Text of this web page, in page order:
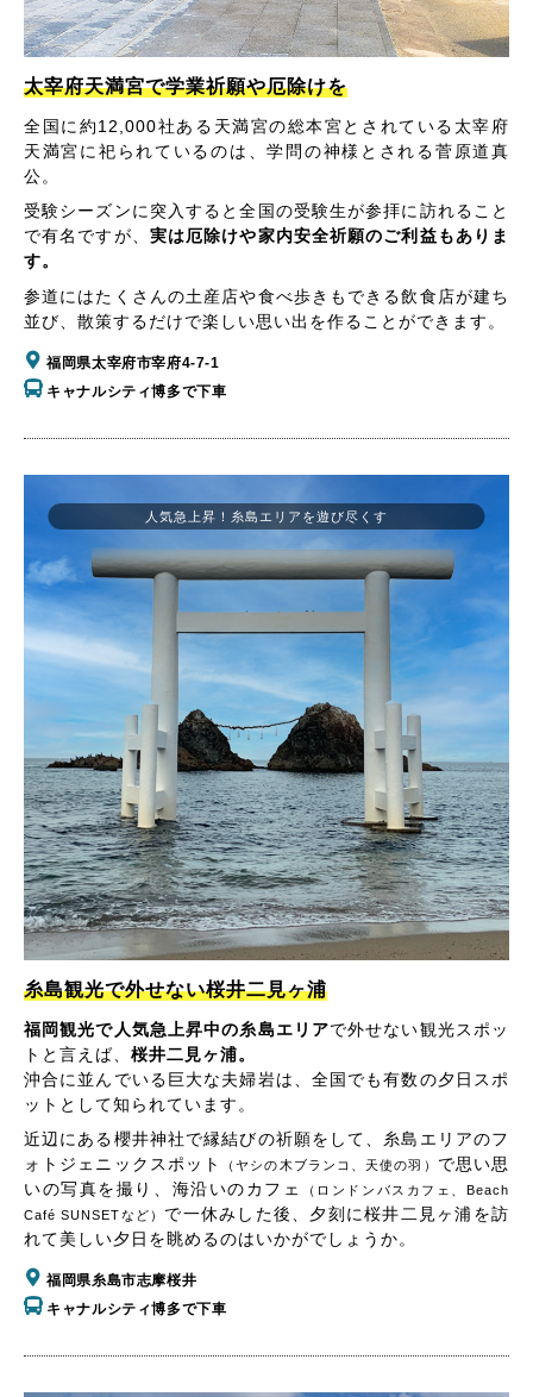
太宰府天満宮で学業祈願や厄除けを
全国に約12,000社ある天満宮の総本宮とされている太宰府
天満宮に祀られているのは、学問の神様とされる菅原道真
公。
受験シーズンに突入すると全国の受験生が参拝に訪れること
で有名ですが、 実は厄除けや家内安全祈願のご利益もありま
す。
参道にはたくさんの土産店や食べ歩きもできる飲食店が建ち
並び、散策するだけで楽しい思い出を作ることができます。
福岡県太宰府市宰府4-7-1
キャナルシティ博多で下車
人気急上昇！糸島エリアを遊び尽くす
糸島観光で外せない桜井二見ヶ浦
福岡観光で人気急上昇中の糸島エリアで外せない観光スポッ
トと言えば、 桜井二見ヶ浦。
沖合に並んでいる巨大な夫婦岩は、全国でも有数の夕日スポ
ットとして知られています。
近辺にある櫻井神社で縁結びの祈願をして、糸島エリアのフ
ォトジェニックスポット
（ヤシの木ブランコ、天使の羽）
で思い思
いの写真を撮り、海沿いのカフェ
（ロンドンバスカフェ、Beach
Café SUNSETなど） で一休みした後、夕刻に桜井二見ヶ浦を訪
れて美しい夕日を眺めるのはいかがでしょうか。
福岡県糸島市志摩桜井
キャナルシティ博多で下車